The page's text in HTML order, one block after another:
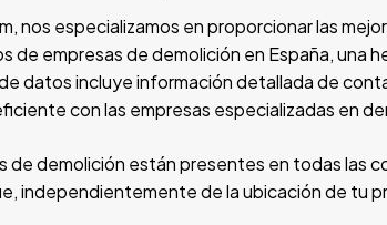
nos especializamos en proporcionar las
de empresas de demolición en España,
datos incluye información detallada de
con las empresas especializadas en
de demolición están presentes en todas las
independientemente de la ubicación de tu